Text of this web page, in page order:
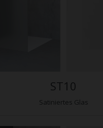
ST10
Satiniertes Glas